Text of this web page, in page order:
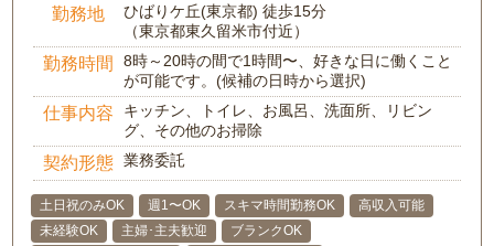
勤務地
ひばりケ丘(東京都) 徒歩15分
（東京都東久留米市付近）
勤務時間
8時～20時の間で1時間〜、好きな日に働くこと
が可能です。(候補の日時から選択)
仕事内容
キッチン、トイレ、お風呂、洗面所、リビン
グ、その他のお掃除
契約形態 業務委託
土日祝のみOK 週1〜OK スキマ時間勤務OK
高収入可能
未経験OK
主婦･主夫歓迎
ブランクOK